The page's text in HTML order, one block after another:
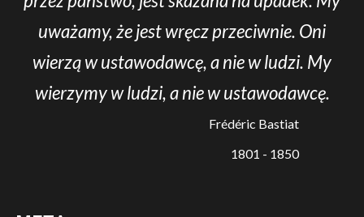
uważamy, że jest wręcz przeciwnie. Oni
wierzą w ustawodawcę, a nie w ludzi. My
wierzymy w ludzi, a nie w ustawodawcę.
Frédéric Bastiat
1801 - 1850